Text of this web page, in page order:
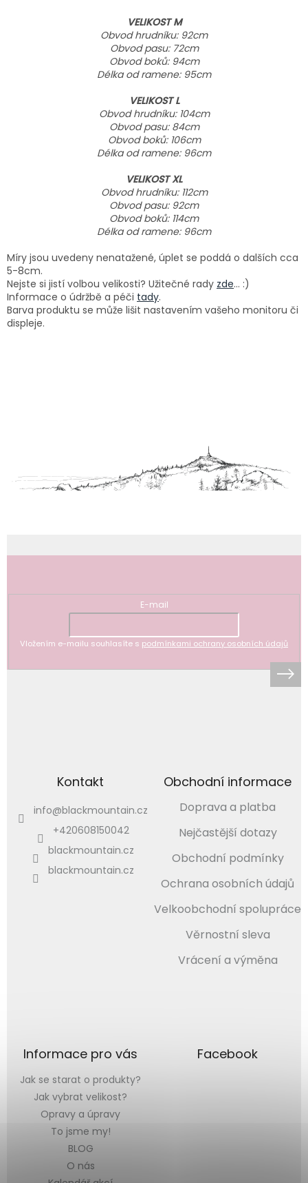
VELIKOST M
Obvod hrudníku: 92cm
Obvod pasu: 72cm
Obvod boků: 94cm
Délka od ramene: 95cm
VELIKOST L
Obvod hrudníku: 104cm
Obvod pasu: 84cm
Obvod boků: 106cm
Délka od ramene: 96cm
VELIKOST XL
Obvod hrudníku: 112cm
Obvod pasu: 92cm
Obvod boků: 114cm
Délka od ramene: 96cm
Míry jsou uvedeny nenatažené, úplet se poddá o dalších cca
5-8cm.
Nejste si jistí volbou velikosti? Užitečné rady zde... :)
Informace o údržbě a péči tady.
Barva produktu se může lišit nastavením vašeho monitoru či
displeje.
E-mail
Vložením e-mailu souhlasíte s podmínkami ochrany osobních údajů
Kontakt
info@blackmountain.cz
+420608150042
blackmountain.cz
blackmountain.cz
Obchodní informace
Doprava a platba
Nejčastější dotazy
Obchodní podmínky
Ochrana osobních údajů
Velkoobchodní spolupráce
Věrnostní sleva
Vrácení a výměna
Informace pro vás
Jak se starat o produkty?
Jak vybrat velikost?
Opravy a úpravy
To jsme my!
BLOG
O nás
Facebook